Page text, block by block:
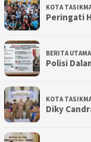
KOTA
Peringati
BERITA UTAMA
Polisi
KOTA
Diky